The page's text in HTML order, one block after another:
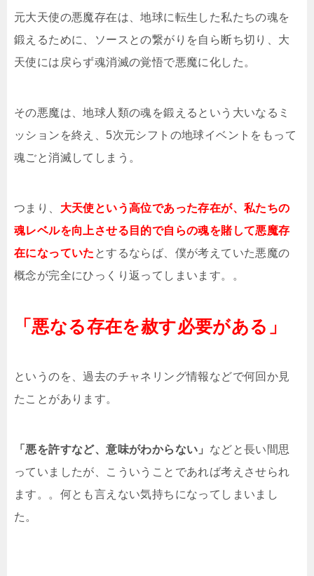
元大天使の悪魔存在は、地球に転生した私たちの魂を
鍛えるために、ソースとの繋がりを自ら断ち切り、大
天使には戻らず魂消滅の覚悟で悪魔に化した。
その悪魔は、地球人類の魂を鍛えるという大いなるミ
ッションを終え、5次元シフトの地球イベントをもって
魂ごと消滅してしまう。
つまり、 大天使という高位であった存在が、私たちの
魂レベルを向上させる目的で自らの魂を賭して悪魔存
在になっていた とするならば、僕が考えていた悪魔の
概念が完全にひっくり返ってしまいます。。
「悪なる存在を赦す必要がある」
というのを、過去のチャネリング情報などで何回か見
たことがあります。
「悪を許すなど、意味がわからない」 などと長い間思
っていましたが、こういうことであれば考えさせられ
ます。。何とも言えない気持ちになってしまいまし
た。